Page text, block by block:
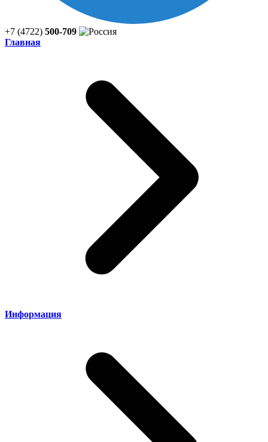
+7 (4722) 500-709
Главная
Информация